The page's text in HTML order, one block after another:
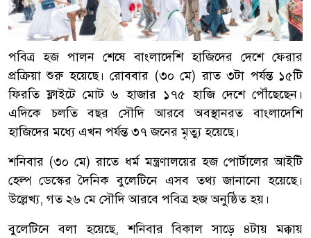
পবিত্র হজ পালন শেষে বাংলাদেশি হাজিদের দেশে ফেরার
প্রক্রিয়া শুরু হয়েছে। রোববার (৩০ মে) রাত ৩টা পর্যন্ত ১৫টি
ফিরতি ফ্লাইটে মোট ৬ হাজার ১৭৫ হাজি দেশে পৌঁছেছেন।
এদিকে চলতি বছর সৌদি আরবে অবস্থানরত বাংলাদেশি
হাজিদের মধ্যে এখন পর্যন্ত ৩৭ জনের মৃত্যু হয়েছে।
শনিবার (৩০ মে) রাতে ধর্ম মন্ত্রণালয়ের হজ পোর্টালের আইটি
হেল্প ডেস্কের দৈনিক বুলেটিনে এসব তথ্য জানানো হয়েছে।
উল্লেখ্য, গত ২৬ মে সৌদি আরবে পবিত্র হজ অনুষ্ঠিত হয়।
বুলেটিনে বলা হয়েছে, শনিবার বিকাল সাড়ে ৪টায় মক্কায়